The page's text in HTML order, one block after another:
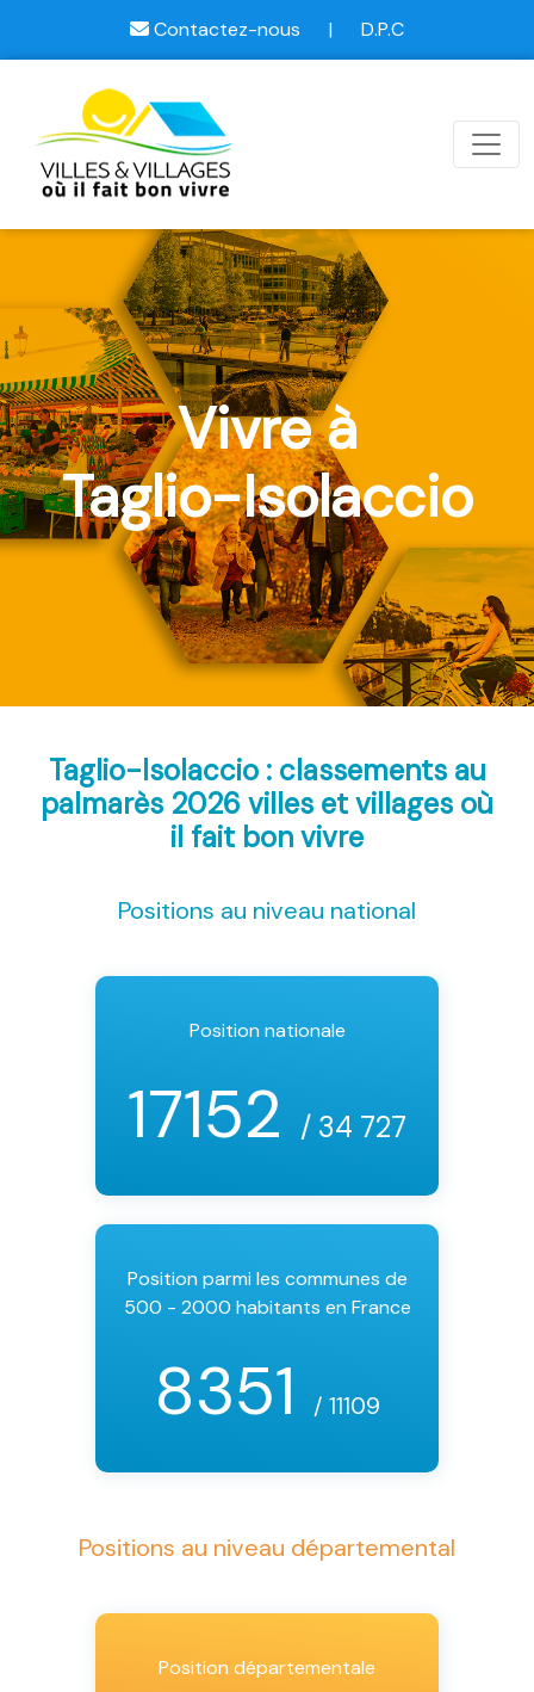
Contactez-nous | D.P.C
Vivre à
Taglio-Isolaccio
Taglio-Isolaccio : classements au
palmarès 2026 villes et villages où
il fait bon vivre
Positions au niveau national
Position nationale
17152 / 34 727
Position parmi les communes de
500 - 2000 habitants en France
8351 / 11109
Positions au niveau départemental
Position départementale